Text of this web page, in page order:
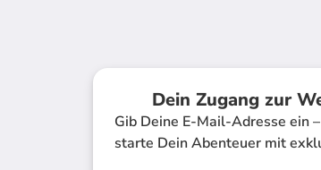
Dein Zugang zur
Gib Deine E-Mail-Adresse ein
starte Dein Abenteuer mit